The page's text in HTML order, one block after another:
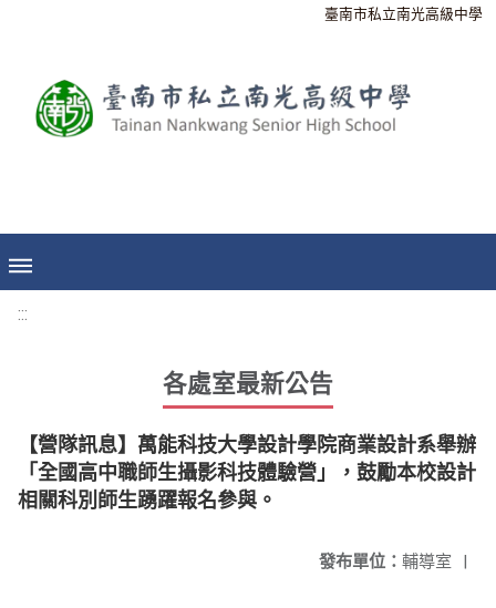
臺南市私立南光高級中學
:::
各處室最新公告
【營隊訊息】萬能科技大學設計學院商業設計系舉辦
「全國高中職師生攝影科技體驗營」，鼓勵本校設計
相關科別師生踴躍報名參與。
發布單位： 輔導室 |